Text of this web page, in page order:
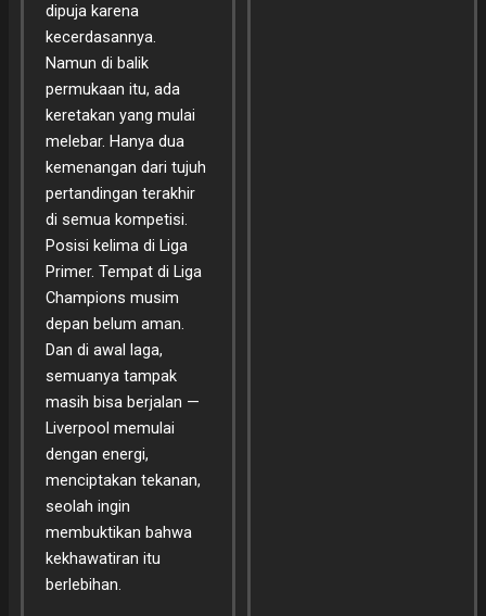
dipuja karena
kecerdasannya.
Namun di balik
permukaan itu, ada
keretakan yang mulai
melebar. Hanya dua
kemenangan dari tujuh
pertandingan terakhir
di semua kompetisi.
Posisi kelima di Liga
Primer. Tempat di Liga
Champions musim
depan belum aman.
Dan di awal laga,
semuanya tampak
masih bisa berjalan —
Liverpool memulai
dengan energi,
menciptakan tekanan,
seolah ingin
membuktikan bahwa
kekhawatiran itu
berlebihan.